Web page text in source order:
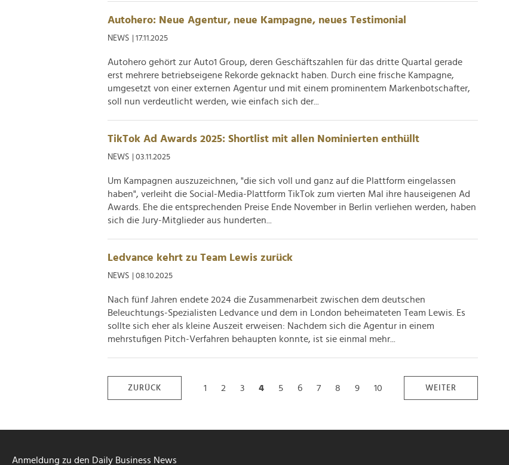
Autohero: Neue Agentur, neue Kampagne, neues Testimonial
NEWS | 17.11.2025
Autohero gehört zur Auto1 Group, deren Geschäftszahlen für das dritte Quartal gerade
erst mehrere betriebseigene Rekorde geknackt haben. Durch eine frische Kampagne,
umgesetzt von einer externen Agentur und mit einem prominentem Markenbotschafter,
soll nun verdeutlicht werden, wie einfach sich der...
TikTok Ad Awards 2025: Shortlist mit allen Nominierten enthüllt
NEWS | 03.11.2025
Um Kampagnen auszuzeichnen, "die sich voll und ganz auf die Plattform eingelassen
haben", verleiht die Social-Media-Plattform TikTok zum vierten Mal ihre hauseigenen Ad
Awards. Ehe die entsprechenden Preise Ende November in Berlin verliehen werden, haben
sich die Jury-Mitglieder aus hunderten...
Ledvance kehrt zu Team Lewis zurück
NEWS | 08.10.2025
Nach fünf Jahren endete 2024 die Zusammenarbeit zwischen dem deutschen
Beleuchtungs-Spezialisten Ledvance und dem in London beheimateten Team Lewis. Es
sollte sich eher als kleine Auszeit erweisen: Nachdem sich die Agentur in einem
mehrstufigen Pitch-Verfahren behaupten konnte, ist sie einmal mehr...
ZURÜCK 1 2 3 4 5 6 7 8 9 10 WEITER
Anmeldung zu den Daily Business News